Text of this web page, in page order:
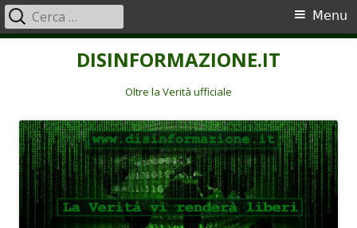
DISINFORMAZIONE.IT
Oltre la Verità ufficiale
Menu
principale
Menu
Ricerca
per: